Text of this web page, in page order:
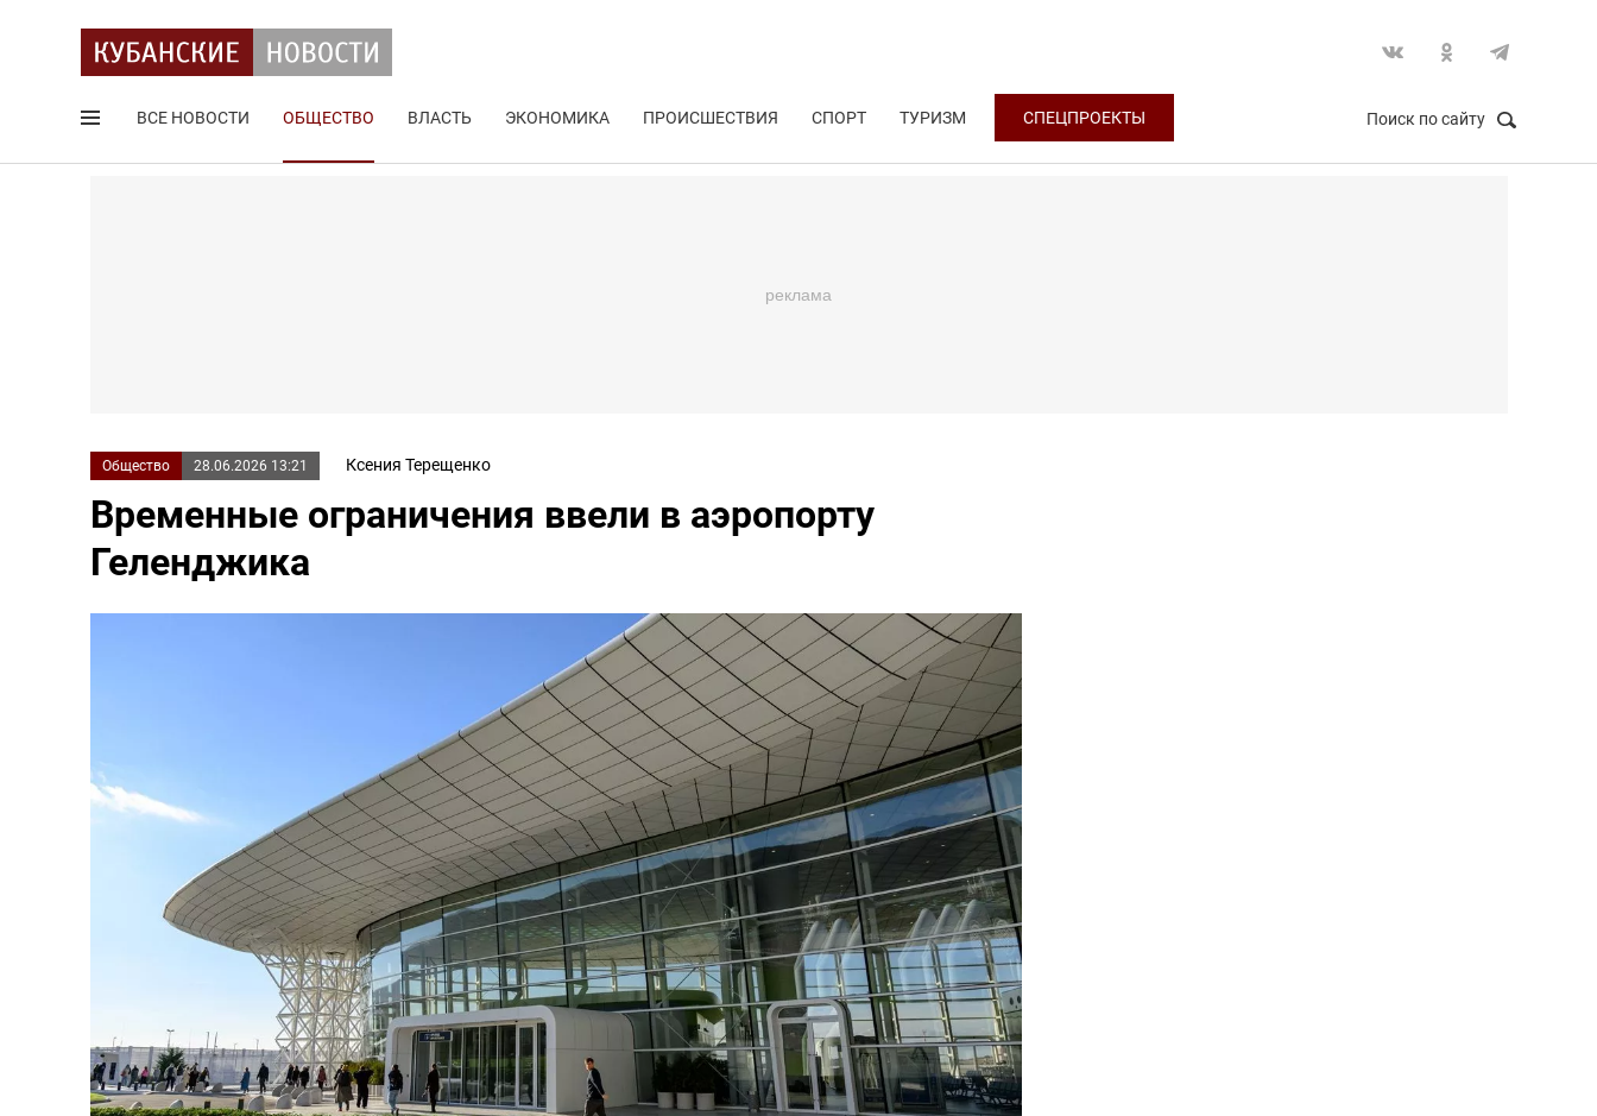
ВСЕ НОВОСТИ ОБЩЕСТВО ВЛАСТЬ ЭКОНОМИКА ПРОИСШЕСТВИЯ СПОРТ ТУРИЗМ СПЕЦПРОЕКТЫ Поиск по сайту
Общество 28.06.2026 13:21 Ксения Терещенко
Временные ограничения ввели в аэропорту
Геленджика